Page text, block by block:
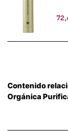
Contenido
Orgánica